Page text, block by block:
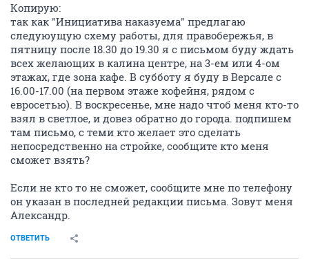
Копирую:
так как "Инициатива наказуема" предлагаю
следуюущую схему работы, для правобережья, в
пятницу после 18.30 до 19.30 я с письмом буду ждать
всех желающих в калина центре, на 3-ем или 4-ом
этажах, где зона кафе. В субботу я буду в Версале с
16.00-17.00 (на первом этаже кофейня, рядом с
евросетью). В воскресенье, мне надо чтоб меня кто-то
взял в светлое, и довез обратно до города. подпишем
там письмо, с теми кто желает это сделать
непосредственно на стройке, сообщите кто меня
сможет взять?
Если не кто то не сможет, сообщите мне по телефону
он указан в последней редакции письма. Зовут меня
Александр.
ОТВЕТИТЬ